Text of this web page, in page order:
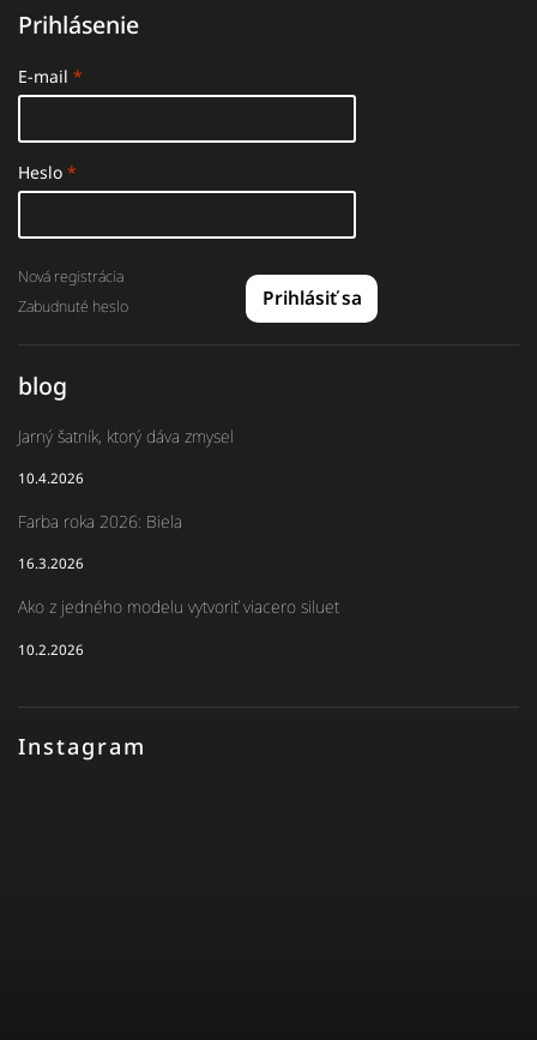
Instagram
Prihlásenie
E-mail
Heslo
Prihlásiť sa
Nová registrácia
Zabudnuté heslo
blog
Jarný šatník, ktorý dáva zmysel
10.4.2026
Farba roka 2026: Biela
16.3.2026
Ako z jedného modelu vytvoriť viacero siluet
10.2.2026